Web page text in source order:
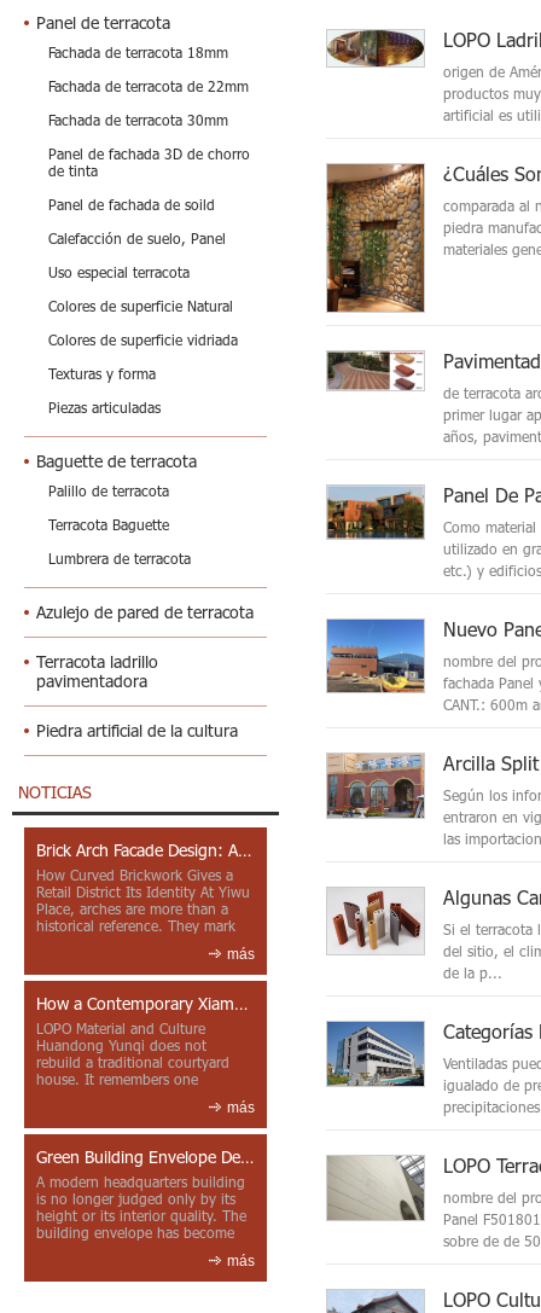
Panel de terracota
Fachada de terracota 18mm
Fachada de terracota de 22mm
Fachada de terracota 30mm
Panel de fachada 3D de chorro
de tinta
Panel de fachada de soild
Calefacción de suelo, Panel
Uso especial terracota
Colores de superficie Natural
Colores de superficie vidriada
Texturas y forma
Piezas articuladas
Baguette de terracota
Palillo de terracota
Terracota Baguette
Lumbrera de terracota
Azulejo de pared de terracota
Terracota ladrillo
pavimentadora
Piedra artificial de la cultura
NOTICIAS
Brick Arch Facade Design: A Closer Look at Yiwu Place
How Curved Brickwork Gives a
Retail District Its Identity At Yiwu
Place, arches are more than a
historical reference. They mark
más
How a Contemporary Xiamen Project Reframes Minnan Red Brick
LOPO Material and Culture
Huandong Yunqi does not
rebuild a traditional courtyard
house. It remembers one
más
Green Building Envelope Design: Clay Sunscreen Fins for Modern Headquarters Architecture
A modern headquarters building
is no longer judged only by its
height or its interior quality. The
building envelope has become
más
origen de
productos
artificial es
comparada al
piedra
materiales
de terracota
primer lugar
años,
Panel De
Como
utilizado en
etc.) y
Nuevo
nombre del
fachada
CANT.: 600m
Según los
entraron en
las
Algunas
Si el terracota
del sitio, el
de la p...
Categorías
Ventiladas
igualado de
nombre del
Panel
sobre de de